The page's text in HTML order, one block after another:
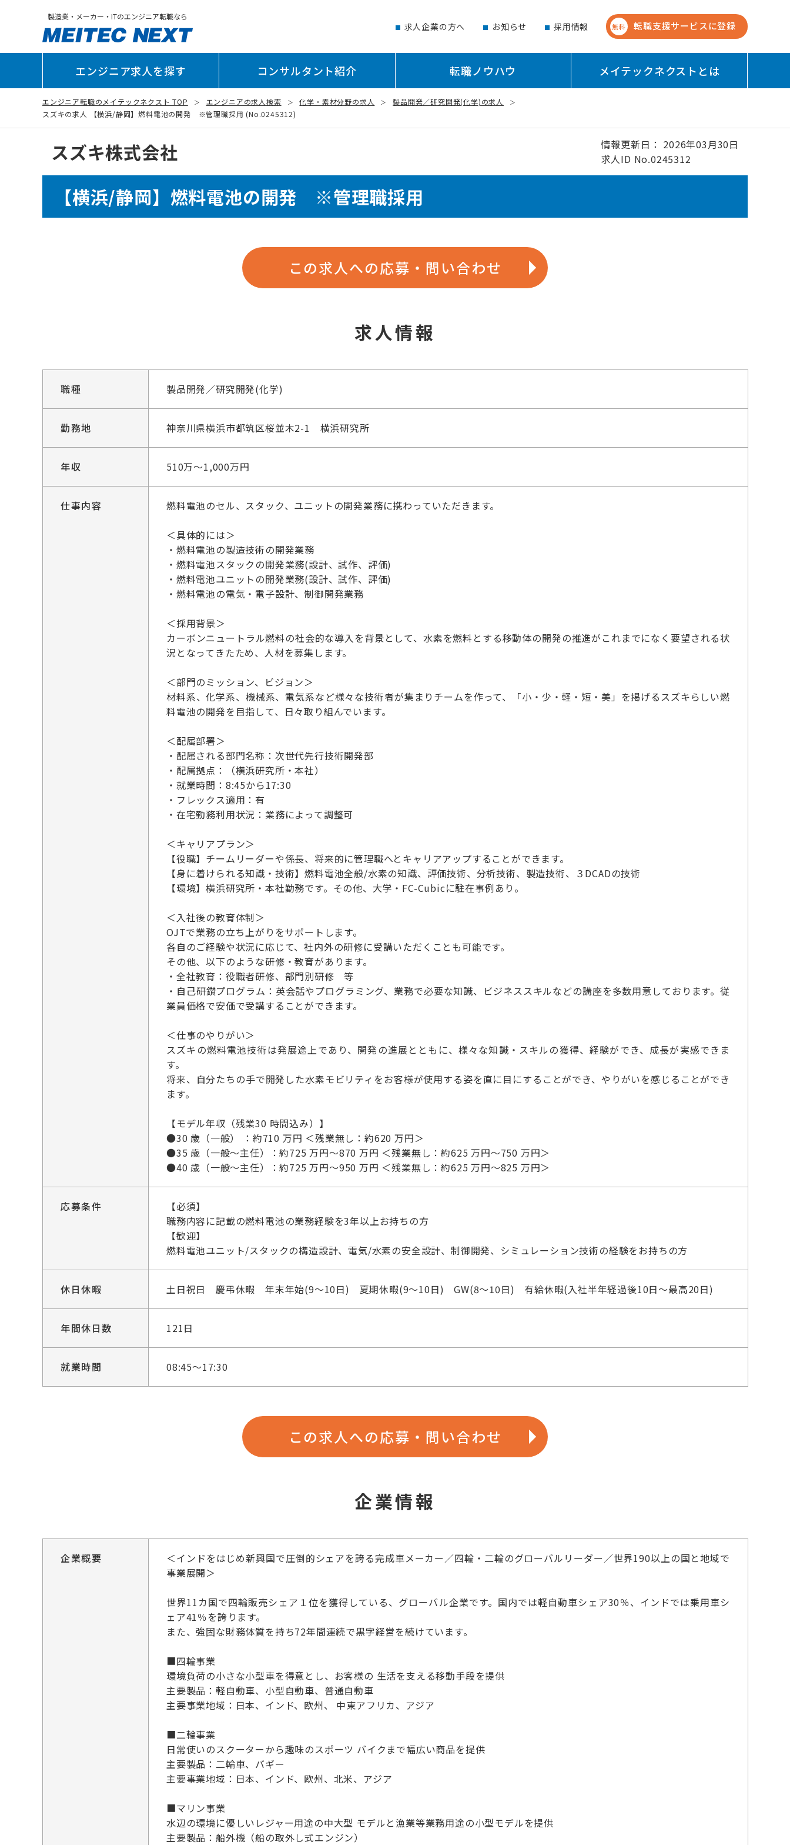
製造業・メーカー・ITのエンジニア転職なら
求人企業の方へ お知らせ 採用情報 無料 転職支援サービスに登録
エンジニア求人を探す コンサルタント紹介 転職ノウハウ メイテックネクストとは
エンジニア転職のメイテックネクスト TOP エンジニアの求人検索 化学・素材分野の求人
製品開発／研究開発(化学)の求人
スズキの求人 【横浜/静岡】燃料電池の開発 ※管理職採用 (No.0245312)
スズキ株式会社
情報更新日： 2026年03月30日
求人ID No.0245312
【横浜/静岡】燃料電池の開発 ※管理職採用
この求人への応募・問い合わせ
求人情報
職種 製品開発／研究開発(化学)
勤務地 神奈川県横浜市都筑区桜並木2-1 横浜研究所
年収 510万～1,000万円
仕事内容 燃料電池のセル、スタック、ユニットの開発業務に携わっていただきます。
＜具体的には＞
・燃料電池の製造技術の開発業務
・燃料電池スタックの開発業務(設計、試作、評価)
・燃料電池ユニットの開発業務(設計、試作、評価)
・燃料電池の電気・電子設計、制御開発業務
＜採用背景＞
カーボンニュートラル燃料の社会的な導入を背景として、水素を燃料とする移動体の開発の推進がこれまでになく要望される状
況となってきたため、人材を募集します。
＜部門のミッション、ビジョン＞
材料系、化学系、機械系、電気系など様々な技術者が集まりチームを作って、「小・少・軽・短・美」を掲げるスズキらしい燃
料電池の開発を目指して、日々取り組んでいます。
＜配属部署＞
・配属される部門名称：次世代先行技術開発部
・配属拠点：（横浜研究所・本社）
・就業時間：8:45から17:30
・フレックス適用：有
・在宅勤務利用状況：業務によって調整可
＜キャリアプラン＞
【役職】チームリーダーや係長、将来的に管理職へとキャリアアップすることができます。
【身に着けられる知識・技術】燃料電池全般/水素の知識、評価技術、分析技術、製造技術、３DCADの技術
【環境】横浜研究所・本社勤務です。その他、大学・FC-Cubicに駐在事例あり。
＜入社後の教育体制＞
OJTで業務の立ち上がりをサポートします。
各自のご経験や状況に応じて、社内外の研修に受講いただくことも可能です。
その他、以下のような研修・教育があります。
・全社教育：役職者研修、部門別研修 等
・自己研鑽プログラム：英会話やプログラミング、業務で必要な知識、ビジネススキルなどの講座を多数用意しております。従
業員価格で安価で受講することができます。
＜仕事のやりがい＞
スズキの燃料電池技術は発展途上であり、開発の進展とともに、様々な知識・スキルの獲得、経験ができ、成長が実感できま
す。
将来、自分たちの手で開発した水素モビリティをお客様が使用する姿を直に目にすることができ、やりがいを感じることができ
ます。
【モデル年収（残業30 時間込み）】
●30 歳（一般） ：約710 万円 ＜残業無し：約620 万円＞
●35 歳（一般～主任）：約725 万円～870 万円 ＜残業無し：約625 万円～750 万円＞
●40 歳（一般～主任）：約725 万円～950 万円 ＜残業無し：約625 万円～825 万円＞
応募条件
【必須】
職務内容に記載の燃料電池の業務経験を3年以上お持ちの方
【歓迎】
燃料電池ユニット/スタックの構造設計、電気/水素の安全設計、制御開発、シミュレーション技術の経験をお持ちの方
休日休暇 土日祝日 慶弔休暇 年末年始(9～10日) 夏期休暇(9～10日) GW(8～10日) 有給休暇(入社半年経過後10日～最高20日)
年間休日数 121日
就業時間 08:45～17:30
この求人への応募・問い合わせ
企業情報
企業概要
＜インドをはじめ新興国で圧倒的シェアを誇る完成車メーカー／四輪・二輪のグローバルリーダー／世界190以上の国と地域で
事業展開＞
世界11カ国で四輪販売シェア１位を獲得している、グローバル企業です。国内では軽自動車シェア30％、インドでは乗用車シ
ェア41％を誇ります。
また、強固な財務体質を持ち72年間連続で黒字経営を続けています。
■四輪事業
環境負荷の小さな小型車を得意とし、お客様の 生活を支える移動手段を提供
主要製品：軽自動車、小型自動車、普通自動車
主要事業地域：日本、インド、欧州、 中東アフリカ、アジア
■二輪事業
日常使いのスクーターから趣味のスポーツ バイクまで幅広い商品を提供
主要製品：二輪車、バギー
主要事業地域：日本、インド、欧州、北米、アジア
■マリン事業
水辺の環境に優しいレジャー用途の中大型 モデルと漁業等業務用途の小型モデルを提供
主要製品：船外機（船の取外し式エンジン）